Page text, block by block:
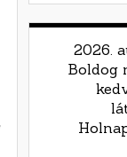
2026.
Boldog